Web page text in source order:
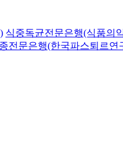
식중독균전문은행(식품의
전문은행(한국파스퇴르연